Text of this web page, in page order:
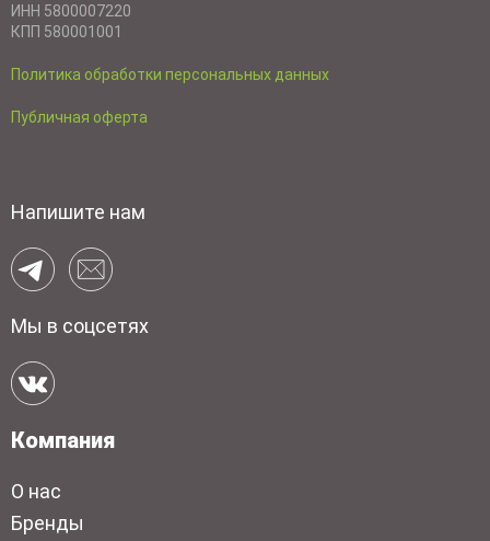
ИНН 5800007220
КПП 580001001
Политика обработки персональных данных
Публичная оферта
Напишите нам
Мы в соцсетях
Компания
О нас
Бренды